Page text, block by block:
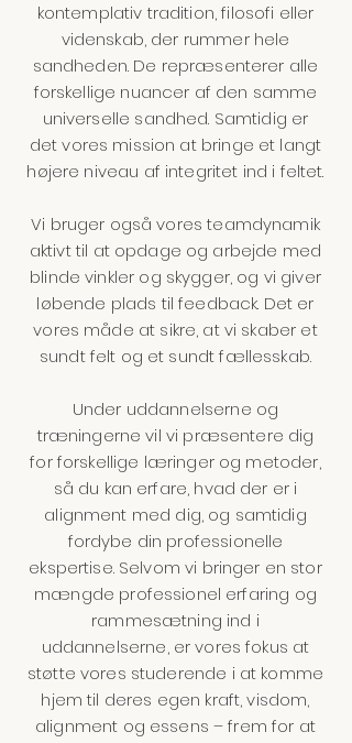
kontemplativ tradition, filosofi eller
videnskab, der rummer hele
sandheden. De repræsenterer alle
forskellige nuancer af den samme
universelle sandhed. Samtidig er
det vores mission at bringe et langt
højere niveau af integritet ind i feltet.
Vi bruger også vores teamdynamik
aktivt til at opdage og arbejde med
blinde vinkler og skygger, og vi giver
løbende plads til feedback. Det er
vores måde at sikre, at vi skaber et
sundt felt og et sundt fællesskab.
Under uddannelserne og
træningerne vil vi præsentere dig
for forskellige læringer og metoder,
så du kan erfare, hvad der er i
alignment med dig, og samtidig
fordybe din professionelle
ekspertise. Selvom vi bringer en stor
mængde professionel erfaring og
rammesætning ind i
uddannelserne, er vores fokus at
støtte vores studerende i at komme
hjem til deres egen kraft, visdom,
alignment og essens – frem for at